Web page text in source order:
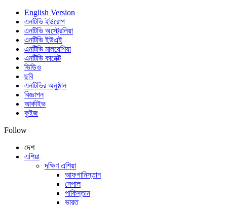
English Version
এনটিভি ইউরোপ
এনটিভি অস্ট্রেলিয়া
এনটিভি ইউএই
এনটিভি মালয়েশিয়া
এনটিভি কানেক্ট
ভিডিও
ছবি
এনটিভির অনুষ্ঠান
বিজ্ঞাপন
আর্কাইভ
কুইজ
Follow
দেশ
এশিয়া
দক্ষিণ এশিয়া
আফগানিস্তান
নেপাল
পাকিস্তান
ভারত